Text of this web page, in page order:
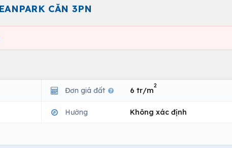
CĂN 3PN
Đơn giá đất 6 tr/m
2
Hướng Không xác định